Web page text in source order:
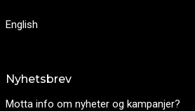
English
Nyhetsbrev
Motta info om nyheter og kampanjer?